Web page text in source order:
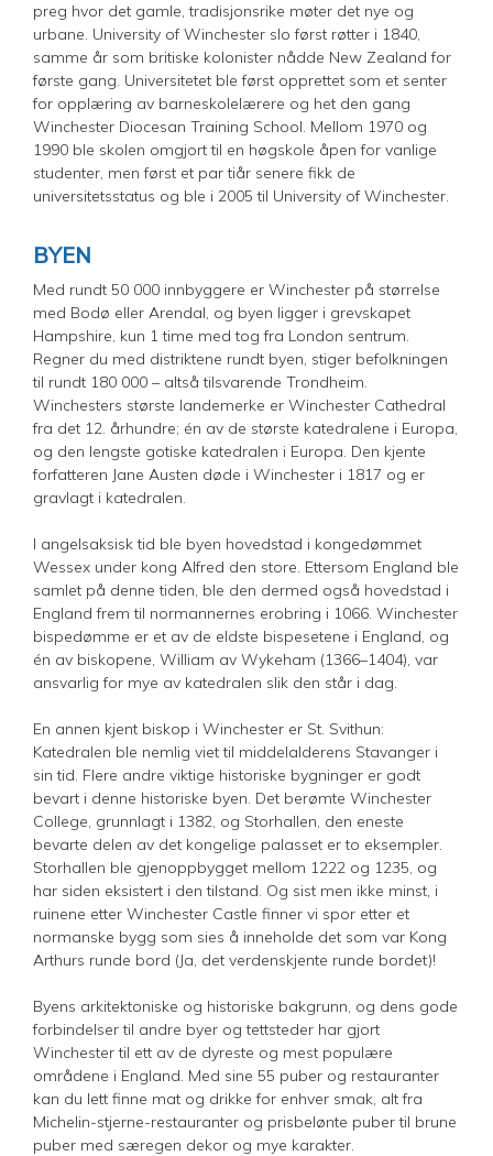
preg hvor det gamle, tradisjonsrike møter det nye og
urbane. University of Winchester slo først røtter i 1840,
samme år som britiske kolonister nådde New Zealand for
første gang. Universitetet ble først opprettet som et senter
for opplæring av barneskolelærere og het den gang
Winchester Diocesan Training School. Mellom 1970 og
1990 ble skolen omgjort til en høgskole åpen for vanlige
studenter, men først et par tiår senere fikk de
universitetsstatus og ble i 2005 til University of Winchester.
BYEN
Med rundt 50 000 innbyggere er Winchester på størrelse
med Bodø eller Arendal, og byen ligger i grevskapet
Hampshire, kun 1 time med tog fra London sentrum.
Regner du med distriktene rundt byen, stiger befolkningen
til rundt 180 000 – altså tilsvarende Trondheim.
Winchesters største landemerke er Winchester Cathedral
fra det 12. århundre; én av de største katedralene i Europa,
og den lengste gotiske katedralen i Europa. Den kjente
forfatteren Jane Austen døde i Winchester i 1817 og er
gravlagt i katedralen.
I angelsaksisk tid ble byen hovedstad i kongedømmet
Wessex under kong Alfred den store. Ettersom England ble
samlet på denne tiden, ble den dermed også hovedstad i
England frem til normannernes erobring i 1066. Winchester
bispedømme er et av de eldste bispesetene i England, og
én av biskopene, William av Wykeham (1366–1404), var
ansvarlig for mye av katedralen slik den står i dag.
En annen kjent biskop i Winchester er St. Svithun:
Katedralen ble nemlig viet til middelalderens Stavanger i
sin tid. Flere andre viktige historiske bygninger er godt
bevart i denne historiske byen. Det berømte Winchester
College, grunnlagt i 1382, og Storhallen, den eneste
bevarte delen av det kongelige palasset er to eksempler.
Storhallen ble gjenoppbygget mellom 1222 og 1235, og
har siden eksistert i den tilstand. Og sist men ikke minst, i
ruinene etter Winchester Castle finner vi spor etter et
normanske bygg som sies å inneholde det som var Kong
Arthurs runde bord (Ja, det verdenskjente runde bordet)!
Byens arkitektoniske og historiske bakgrunn, og dens gode
forbindelser til andre byer og tettsteder har gjort
Winchester til ett av de dyreste og mest populære
områdene i England. Med sine 55 puber og restauranter
kan du lett finne mat og drikke for enhver smak, alt fra
Michelin-stjerne-restauranter og prisbelønte puber til brune
puber med særegen dekor og mye karakter.